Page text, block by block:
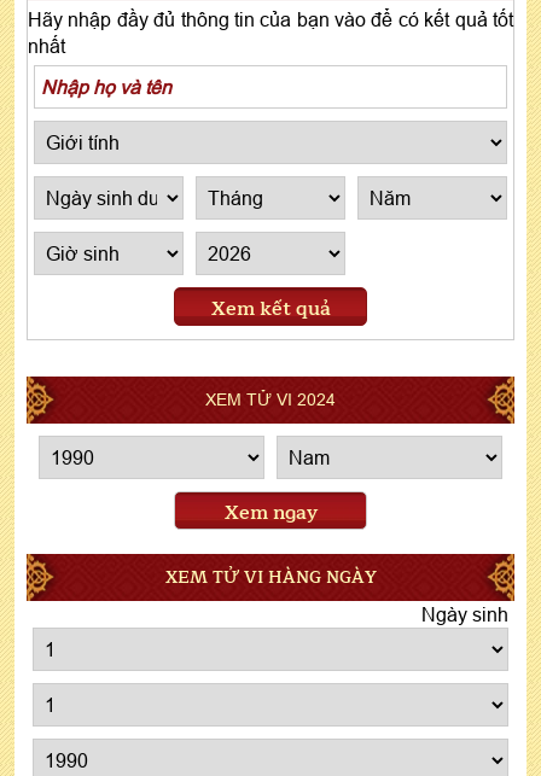
Hãy nhập đầy đủ thông tin của bạn vào để có kết quả tốt
nhất
Xem kết quả
XEM TỬ VI 2024
Xem ngay
XEM TỬ VI HÀNG NGÀY
Ngày sinh